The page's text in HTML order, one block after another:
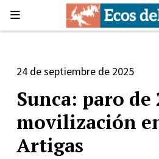
Sunca: paro de
movilización
Artigas
24 de septiembre de 2025